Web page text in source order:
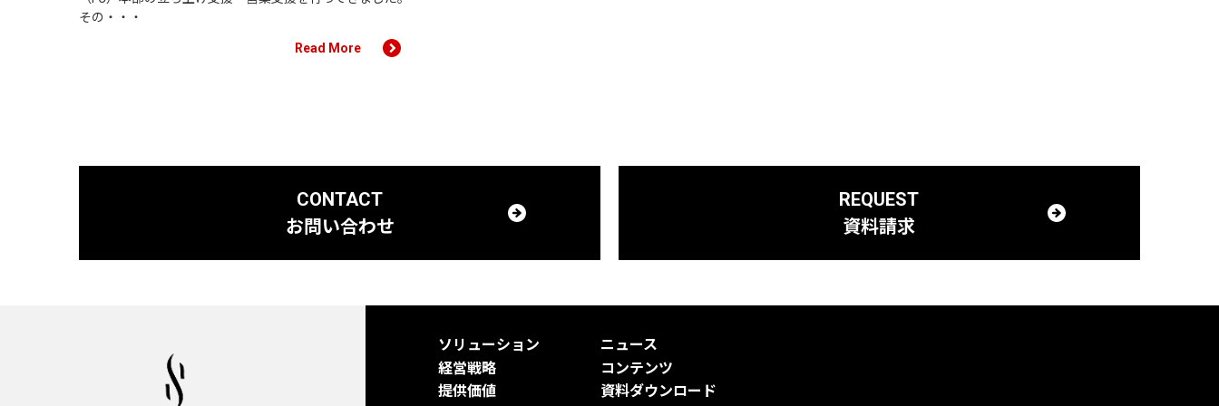
その・・・
Read More
CONTACT
お問い合わせ
REQUEST
資料請求
ソリューション
経営戦略
提供価値
ニュース
コンテンツ
資料ダウンロード